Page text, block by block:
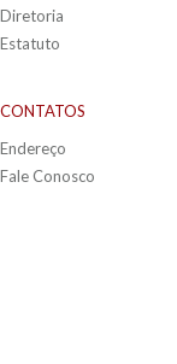
Diretoria
Estatuto
CONTATOS
Endereço
Fale Conosco